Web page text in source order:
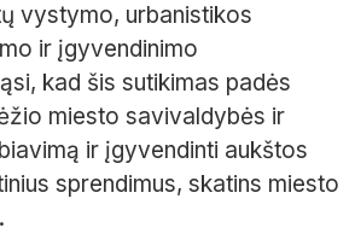
vystymo, urbanistikos
ir įgyvendinimo
kad šis sutikimas padės
miesto savivaldybės ir
ir įgyvendinti aukštos
sprendimus, skatins miesto